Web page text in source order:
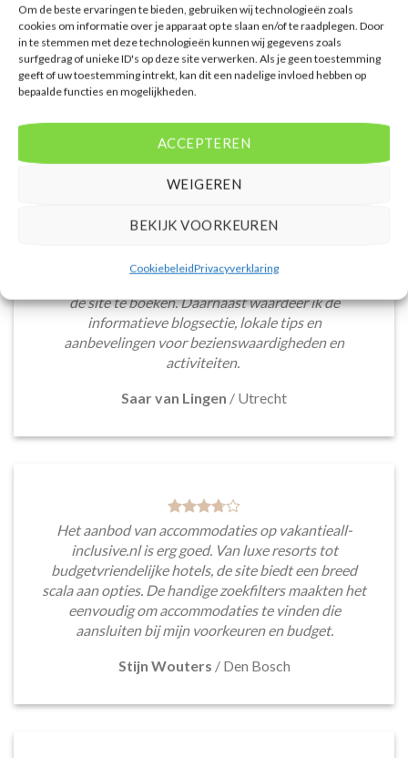
Om de beste ervaringen te bieden, gebruiken wij technologieën zoals
cookies om informatie over je apparaat op te slaan en/of te raadplegen. Door
in te stemmen met deze technologieën kunnen wij gegevens zoals
surfgedrag of unieke ID's op deze site verwerken. Als je geen toestemming
geeft of uw toestemming intrekt, kan dit een nadelige invloed hebben op
bepaalde functies en mogelijkheden.
ACCEPTEREN
WEIGEREN
BEKIJK VOORKEUREN
CookiebeleidPrivacyverklaring
De website heeft een handige zoekfunctie voor
prijsklasse en aantal sterren. Pluspunt is de real-
de site te boeken. Daarnaast waardeer ik de
informatieve blogsectie, lokale tips en
aanbevelingen voor bezienswaardigheden en
activiteiten.
Saar van Lingen / Utrecht
Het aanbod van accommodaties op vakantieall-
inclusive.nl is erg goed. Van luxe resorts tot
budgetvriendelijke hotels, de site biedt een breed
scala aan opties. De handige zoekfilters maakten het
eenvoudig om accommodaties te vinden die
aansluiten bij mijn voorkeuren en budget.
Stijn Wouters / Den Bosch